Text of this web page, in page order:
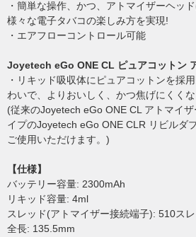
・簡単な操作、かつ、アトマイザーヘッ
様々な電子タバコの楽しみ方を実現!
・エアフローコントロール可能
Joyetech eGo ONE CL ピュアコットン
・リキッド吸収体にピュアコットンを採
わいで、よりおいしく、かつ焦げにくく
(従来のJoyetech eGo ONE CL アトマイ
イプのJoyetech eGo ONE CLR リビルダ
ご使用いただけます。)
【仕様】
バッテリー容量: 2300mAh
リキッド容量: 4ml
スレッド(アトマイザー接続端子): 510ス
全長: 135.5mm